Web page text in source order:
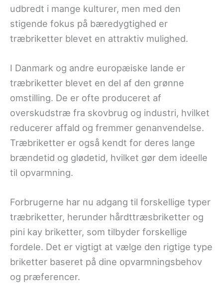
udbredt i mange kulturer, men med den
stigende fokus på bæredygtighed er
træbriketter blevet en attraktiv mulighed.
I Danmark og andre europæiske lande er
træbriketter blevet en del af den grønne
omstilling. De er ofte produceret af
overskudstræ fra skovbrug og industri, hvilket
reducerer affald og fremmer genanvendelse.
Træbriketter er også kendt for deres lange
brændetid og glødetid, hvilket gør dem ideelle
til opvarmning.
Forbrugerne har nu adgang til forskellige typer
træbriketter, herunder hårdttræsbriketter og
pini kay briketter, som tilbyder forskellige
fordele. Det er vigtigt at vælge den rigtige type
briketter baseret på dine opvarmningsbehov
og præferencer.